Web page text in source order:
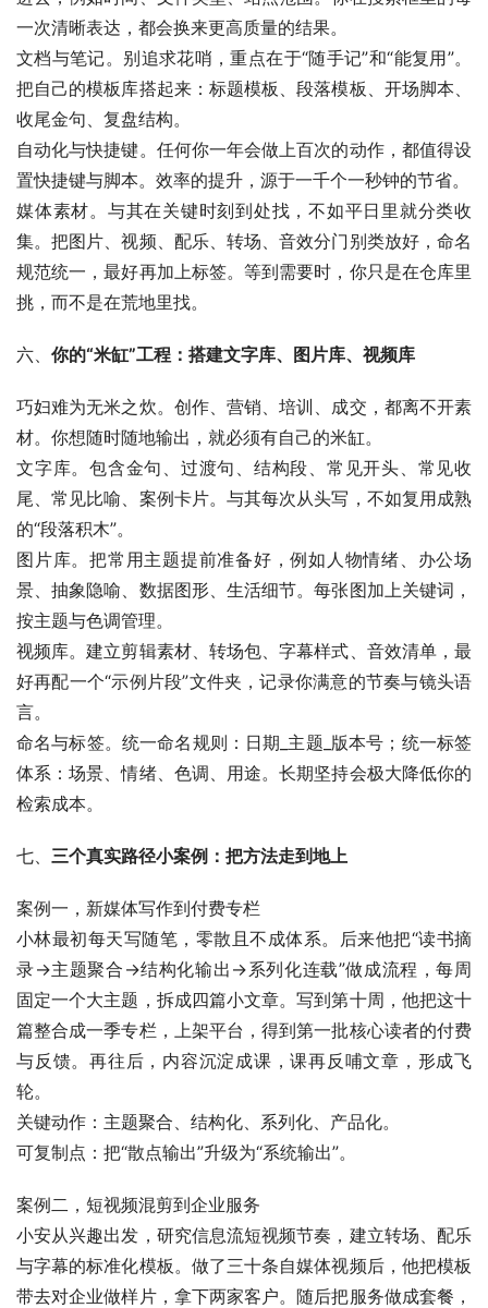
一次清晰表达，都会换来更高质量的结果。
文档与笔记。别追求花哨，重点在于“随手记”和“能复用”。
把自己的模板库搭起来：标题模板、段落模板、开场脚本、
收尾金句、复盘结构。
自动化与快捷键。任何你一年会做上百次的动作，都值得设
置快捷键与脚本。效率的提升，源于一千个一秒钟的节省。
媒体素材。与其在关键时刻到处找，不如平日里就分类收
集。把图片、视频、配乐、转场、音效分门别类放好，命名
规范统一，最好再加上标签。等到需要时，你只是在仓库里
挑，而不是在荒地里找。
六、 你的“米缸”工程：搭建文字库、图片库、视频库
巧妇难为无米之炊。创作、营销、培训、成交，都离不开素
材。你想随时随地输出，就必须有自己的米缸。
文字库。包含金句、过渡句、结构段、常见开头、常见收
尾、常见比喻、案例卡片。与其每次从头写，不如复用成熟
的“段落积木”。
图片库。把常用主题提前准备好，例如人物情绪、办公场
景、抽象隐喻、数据图形、生活细节。每张图加上关键词，
按主题与色调管理。
视频库。建立剪辑素材、转场包、字幕样式、音效清单，最
好再配一个“示例片段”文件夹，记录你满意的节奏与镜头语
言。
命名与标签。统一命名规则：日期_主题_版本号；统一标签
体系：场景、情绪、色调、用途。长期坚持会极大降低你的
检索成本。
七、 三个真实路径小案例：把方法走到地上
案例一，新媒体写作到付费专栏
小林最初每天写随笔，零散且不成体系。后来他把“读书摘
录→主题聚合→结构化输出→系列化连载”做成流程，每周
固定一个大主题，拆成四篇小文章。写到第十周，他把这十
篇整合成一季专栏，上架平台，得到第一批核心读者的付费
与反馈。再往后，内容沉淀成课，课再反哺文章，形成飞
轮。
关键动作：主题聚合、结构化、系列化、产品化。
可复制点：把“散点输出”升级为“系统输出”。
案例二，短视频混剪到企业服务
小安从兴趣出发，研究信息流短视频节奏，建立转场、配乐
与字幕的标准化模板。做了三十条自媒体视频后，他把模板
带去对企业做样片，拿下两家客户。随后把服务做成套餐，